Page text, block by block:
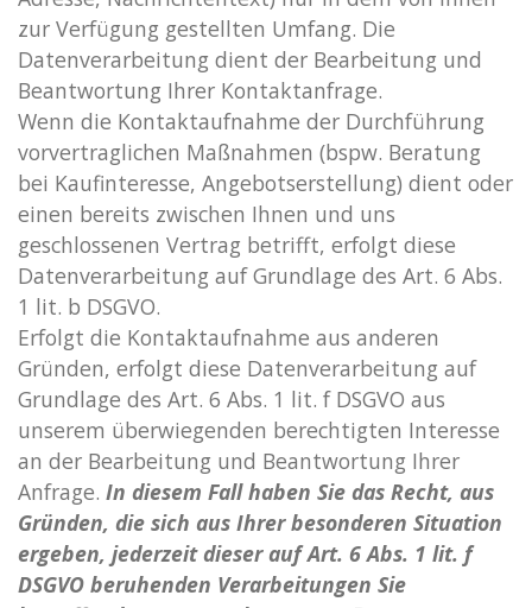
zur Verfügung gestellten Umfang. Die
Datenverarbeitung dient der Bearbeitung und
Beantwortung Ihrer Kontaktanfrage.
Wenn die Kontaktaufnahme der Durchführung
vorvertraglichen Maßnahmen (bspw. Beratung
bei Kaufinteresse, Angebotserstellung) dient oder
einen bereits zwischen Ihnen und uns
geschlossenen Vertrag betrifft, erfolgt diese
Datenverarbeitung auf Grundlage des Art. 6 Abs.
1 lit. b DSGVO.
Erfolgt die Kontaktaufnahme aus anderen
Gründen, erfolgt diese Datenverarbeitung auf
Grundlage des Art. 6 Abs. 1 lit. f DSGVO aus
unserem überwiegenden berechtigten Interesse
an der Bearbeitung und Beantwortung Ihrer
Anfrage. In diesem Fall haben Sie das Recht, aus
Gründen, die sich aus Ihrer besonderen Situation
ergeben, jederzeit dieser auf Art. 6 Abs. 1 lit. f
DSGVO beruhenden Verarbeitungen Sie